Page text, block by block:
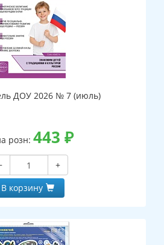
ДОУ 2026 № 7 (июль)
розн: 443 ₽
+
В корзину